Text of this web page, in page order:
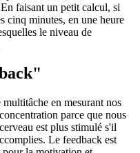
faisant un petit calcul, si
cinq minutes, en une heure
le niveau de
en mesurant nos
parce que nous
est plus stimulé s'il
Le feedback est